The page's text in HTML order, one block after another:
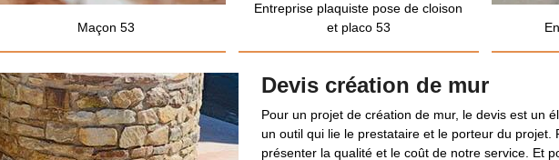
Maçon 53
Entreprise plaquiste pose de cloison
et placo 53
Devis création de mur
Pour un projet de création de mur, le devis est un
un outil qui lie le prestataire et le porteur du projet.
présenter la qualité et le coût de notre service. Et